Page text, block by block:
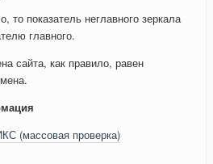
то показатель неглавного зеркала
главного.
сайта, как правило, равен
(массовая проверка)